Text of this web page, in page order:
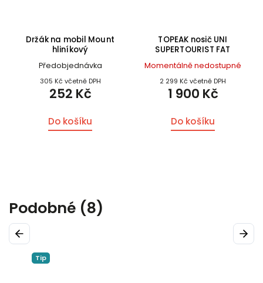
Držák na mobil Mount
hliníkový
Předobjednávka
305 Kč včetně DPH
252 Kč
Do košíku
TOPEAK nosič UNI
SUPERTOURIST FAT
Momentálně nedostupné
2 299 Kč včetně DPH
1 900 Kč
Do košíku
Podobné (8)
Previous
Tip
Next